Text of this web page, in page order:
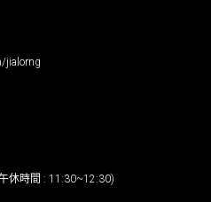
jialorng
休時間 : 11:30~12:30)